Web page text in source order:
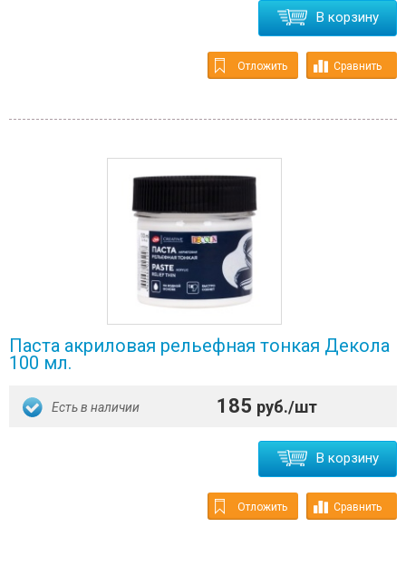
В корзину
Отложить Сравнить
Паста акриловая рельефная тонкая Декола
100 мл.
Есть в наличии 185 руб./шт
В корзину
Отложить Сравнить